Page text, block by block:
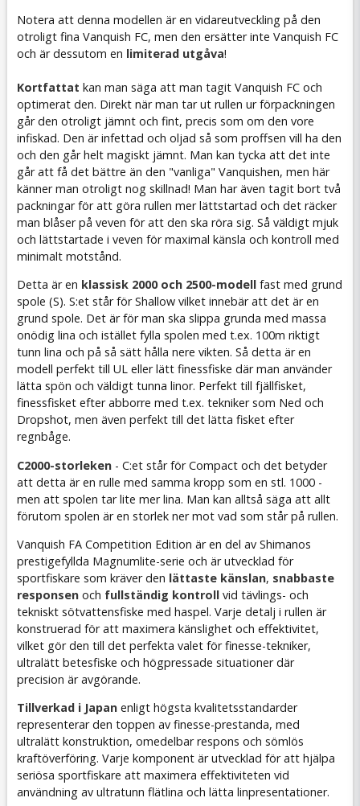
Notera att denna modellen är en vidareutveckling på den
otroligt fina Vanquish FC, men den ersätter inte Vanquish FC
och är dessutom en limiterad utgåva!
Kortfattat kan man säga att man tagit Vanquish FC och
optimerat den. Direkt när man tar ut rullen ur förpackningen
går den otroligt jämnt och fint, precis som om den vore
infiskad. Den är infettad och oljad så som proffsen vill ha den
och den går helt magiskt jämnt. Man kan tycka att det inte
går att få det bättre än den "vanliga" Vanquishen, men här
känner man otroligt nog skillnad! Man har även tagit bort två
packningar för att göra rullen mer lättstartad och det räcker
man blåser på veven för att den ska röra sig. Så väldigt mjuk
och lättstartade i veven för maximal känsla och kontroll med
minimalt motstånd.
Detta är en klassisk 2000 och 2500-modell fast med grund
spole (S). S:et står för Shallow vilket innebär att det är en
grund spole. Det är för man ska slippa grunda med massa
onödig lina och istället fylla spolen med t.ex. 100m riktigt
tunn lina och på så sätt hålla nere vikten. Så detta är en
modell perfekt till UL eller lätt finessfiske där man använder
lätta spön och väldigt tunna linor. Perfekt till fjällfisket,
finessfisket efter abborre med t.ex. tekniker som Ned och
Dropshot, men även perfekt till det lätta fisket efter
regnbåge.
C2000-storleken - C:et står för Compact och det betyder
att detta är en rulle med samma kropp som en stl. 1000 -
men att spolen tar lite mer lina. Man kan alltså säga att allt
förutom spolen är en storlek ner mot vad som står på rullen.
Vanquish FA Competition Edition är en del av Shimanos
prestigefyllda Magnumlite-serie och är utvecklad för
sportfiskare som kräver den lättaste känslan, snabbaste
responsen och fullständig kontroll vid tävlings- och
tekniskt sötvattensfiske med haspel. Varje detalj i rullen är
konstruerad för att maximera känslighet och effektivitet,
vilket gör den till det perfekta valet för finesse-tekniker,
ultralätt betesfiske och högpressade situationer där
precision är avgörande.
Tillverkad i Japan enligt högsta kvalitetsstandarder
representerar den toppen av finesse-prestanda, med
ultralätt konstruktion, omedelbar respons och sömlös
kraftöverföring. Varje komponent är utvecklad för att hjälpa
seriösa sportfiskare att maximera effektiviteten vid
användning av ultratunn flätlina och lätta linpresentationer.